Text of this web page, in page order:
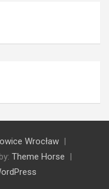
Wrocław
Theme Horse